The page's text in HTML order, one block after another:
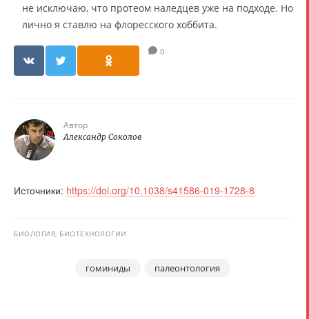
не исключаю, что протеом наледцев уже на подходе. Но
лично я ставлю на флоресского хоббита.
0
Автор
Александр Соколов
Источники: https://doi.org/10.1038/s41586-019-1728-8
БИОЛОГИЯ, БИОТЕХНОЛОГИИ
гоминиды палеонтология